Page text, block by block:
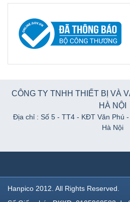
CÔNG TY TNHH THIẾT BỊ VÀ
HÀ NỘI
Địa chỉ : Số 5 - TT4 - KĐT Văn Phú
Hà Nội
Hanpico 2012. All Rights Reserved.